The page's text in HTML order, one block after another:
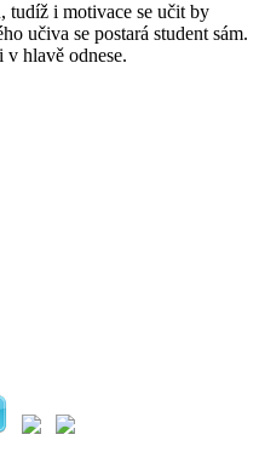
tudíž i motivace se učit by
učiva se postará student sám.
v hlavě odnese.